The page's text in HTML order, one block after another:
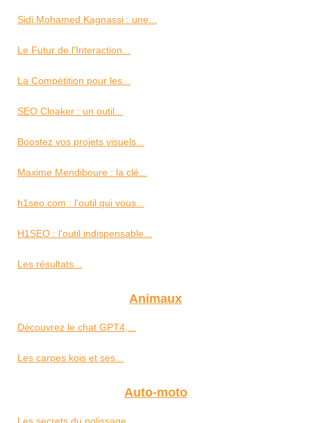
Sidi Mohamed Kagnassi : une...
Le Futur de l'Interaction...
La Compétition pour les...
SEO Cloaker : un outil...
Boostez vos projets visuels...
Maxime Mendiboure : la clé...
h1seo.com : l'outil qui vous...
H1SEO : l'outil indispensable...
Les résultats...
Animaux
Découvrez le chat GPT4,...
Les carpes kois et ses...
Auto-moto